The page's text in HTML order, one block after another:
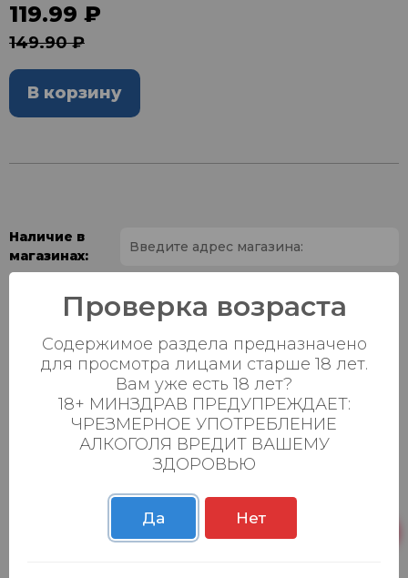
119.99 ₽
149.90 ₽
В корзину
Наличие в
магазинах:
Ваш город:
Батыршина 20Б
Пн-Вс с 08:00 до
23:00
6 шт.
Магистральная 22д
Пн-Вс с 08:00 до
23:00
6 шт.
Осиновская 2В,
Пн-Вс с 09:00 до
23:00
Пн-Вс с 09:00 до
Проверка возраста
Содержимое раздела предназначено
для просмотра лицами старше 18 лет.
Вам уже есть 18 лет?
18+ МИНЗДРАВ ПРЕДУПРЕЖДАЕТ:
ЧРЕЗМЕРНОЕ УПОТРЕБЛЕНИЕ
АЛКОГОЛЯ ВРЕДИТ ВАШЕМУ
ЗДОРОВЬЮ
Да Нет